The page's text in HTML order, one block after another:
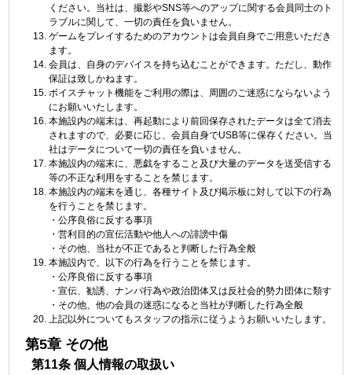
ください。当社は、撮影やSNS等へのアップに関する会員同士のト
ラブルに関して、一切の責任を負いません。
ゲームをプレイするためのアカウントは会員自身でご用意いただき
ます。
会員は、自身のデバイスを持ち込むことができます。ただし、動作
保証は致しかねます。
ボイスチャット機能をご利用の際は、周囲のご迷惑にならないよう
にお願いいたします。
本施設内の端末は、再起動により前回保存されたデータは全て消去
されますので、必要に応じ、会員自身でUSB等に保存ください。当
社はデータについて一切の責任を負いません。
本施設内の端末に、悪戯をすること及び大量のデータを送受信する
等の不正な利用をすることを禁じます。
本施設内の端末を通じ、各種サイト及び掲示板に対して以下の行為
を行うことを禁じます。
・公序良俗に反する事項
・営利目的の宣伝活動や他人への誹謗中傷
・その他、当社が不正であると判断した行為全般
本施設内で、以下の行為を行うことを禁じます。
・公序良俗に反する事項
・宣伝、勧誘、ナンパ行為や政治団体又は反社会的勢力団体に類す
・その他、他の会員の迷惑になると当社が判断した行為全般
上記以外についてもスタッフの指示に従うようお願いいたします。
第5章 その他
第11条 個人情報の取扱い